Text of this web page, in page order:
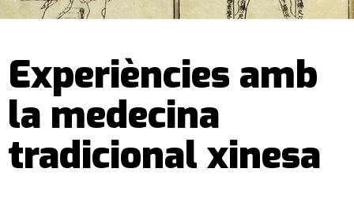
Experiències amb
la medecina
tradicional xinesa